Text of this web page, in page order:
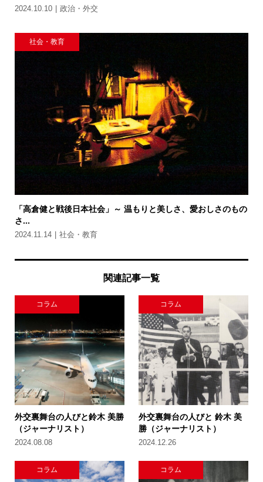
2024.10.10 政治・外交
社会・教育
「高倉健と戦後日本社会」～ 温もりと美しさ、愛おしさのもの
さ...
2024.11.14 社会・教育
関連記事一覧
コラム
外交裏舞台の人びと鈴木 美勝
（ジャーナリスト）
2024.08.08
コラム
外交裏舞台の人びと 鈴木 美
勝（ジャーナリスト）
2024.12.26
コラム コラム